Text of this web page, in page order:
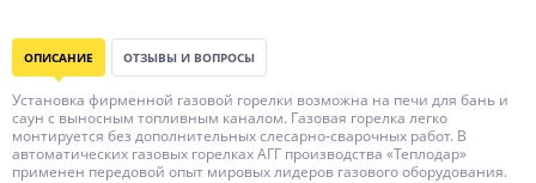
ОПИСАНИЕ ОТЗЫВЫ И ВОПРОСЫ
Установка фирменной газовой горелки возможна на печи для бань и
саун с выносным топливным каналом. Газовая горелка легко
монтируется без дополнительных слесарно-сварочных работ. В
автоматических газовых горелках АГГ производства «Теплодар»
применен передовой опыт мировых лидеров газового оборудования.